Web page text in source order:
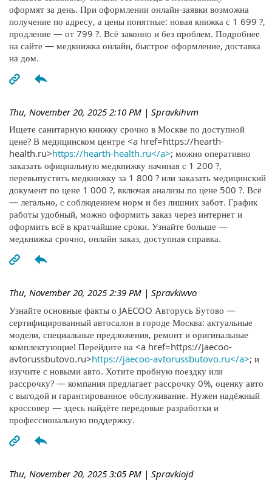
оформят за день. При оформлении онлайн-заявки возможна
получение по адресу, а цены понятные: новая книжка с 1 699 ?,
продление — от 799 ?. Всё законно и без проблем. Подробнее
на сайте — медкнижка онлайн, быстрое оформление, доставка
на дом.
Thu, November 20, 2025 2:10 PM | Spravkihvm
Ищете санитарную книжку срочно в Москве по доступной
цене? В медицинском центре <a href=https://hearth-
health.ru>https://hearth-health.ru</a>; можно оперативно
заказать официальную медкнижку начиная с 1 200 ?,
перевыпустить медкнижку за 1 800 ? или заказать медицинский
документ по цене 1 000 ?, включая анализы по цене 500 ?. Всё
— легально, с соблюдением норм и без лишних забот. График
работы удобный, можно оформить заказ через интернет и
оформить всё в кратчайшие сроки. Узнайте больше —
медкнижка срочно, онлайн заказ, доступная справка.
Thu, November 20, 2025 2:39 PM | Spravkiwvo
Узнайте основные факты о JAECOO Авторусь Бутово —
сертифицированный автосалон в городе Москва: актуальные
модели, специальные предложения, ремонт и оригинальные
комплектующие! Перейдите на <a href=https://jaecoo-
avtorussbutovo.ru>https://jaecoo-avtorussbutovo.ru</a>; и
изучите с новыми авто. Хотите пробную поездку или
рассрочку? — компания предлагает рассрочку 0%, оценку авто
с выгодой и гарантированное обслуживание. Нужен надёжный
кроссовер — здесь найдёте передовые разработки и
профессиональную поддержку.
Thu, November 20, 2025 3:05 PM | Spravkiojd